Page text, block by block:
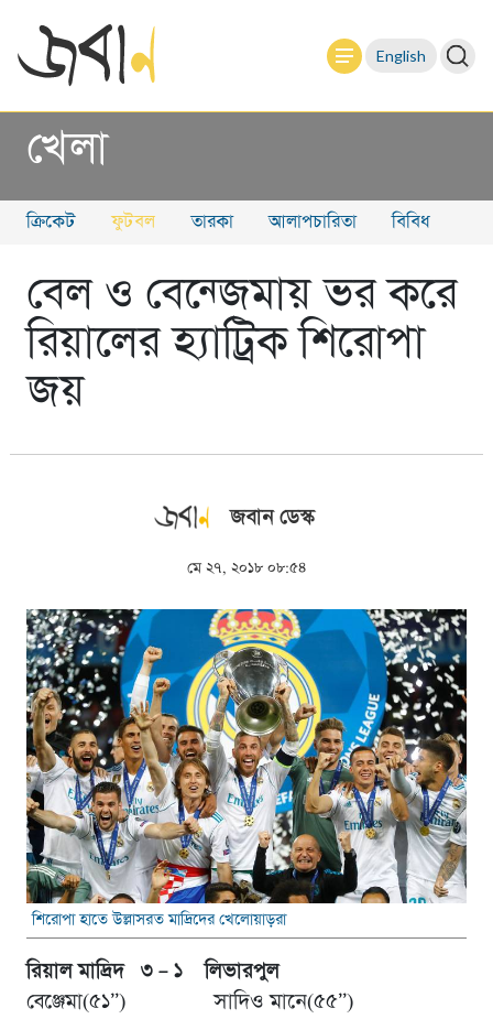
English
খেলা
ক্রিকেট ফুটবল তারকা আলাপচারিতা বিবিধ
বেল ও বেন্জেমায় ভর করে
রিয়ালের হ্যাট্রিক শিরোপা
জয়
জবান ডেস্ক
মে ২৭, ২০১৮ ০৮:৫৪
শিরোপা হাতে উল্লাসরত মাদ্রিদের খেলোয়াড়রা
রিয়াল মাদ্রিদ ৩ – ১ লিভারপুল
বেঞ্জেমা(৫১”) সাদিও মানে(৫৫”)